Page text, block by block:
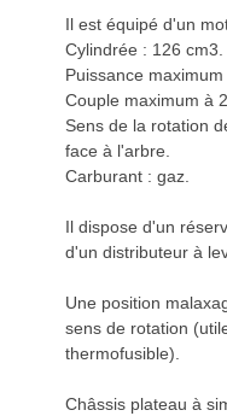
Il est équipé d'un
Cylindrée : 126 cm3.
Puissance
Couple maximum à
Sens de la rotation
face à l'arbre.
Carburant : gaz.
Il dispose d'un
d'un distributeur à
Une position
sens de rotation
thermofusible).
Châssis plateau à